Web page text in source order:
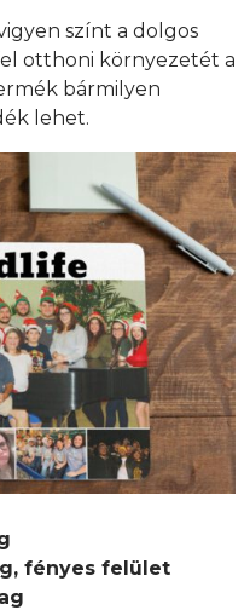
színt a dolgos
otthoni környezetét a
bármilyen
lehet.
fényes felület